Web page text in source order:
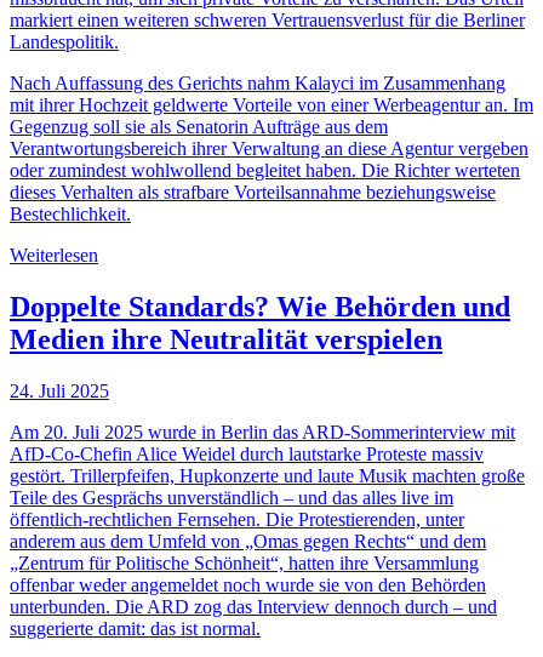
markiert einen weiteren schweren Vertrauensverlust für die Berliner
Landespolitik.
Nach Auffassung des Gerichts nahm Kalayci im Zusammenhang
mit ihrer Hochzeit geldwerte Vorteile von einer Werbeagentur an. Im
Gegenzug soll sie als Senatorin Aufträge aus dem
Verantwortungsbereich ihrer Verwaltung an diese Agentur vergeben
oder zumindest wohlwollend begleitet haben. Die Richter werteten
dieses Verhalten als strafbare Vorteilsannahme beziehungsweise
Bestechlichkeit.
Weiterlesen
Doppelte Standards? Wie Behörden und
Medien ihre Neutralität verspielen
24. Juli 2025
Am 20. Juli 2025 wurde in Berlin das ARD-Sommerinterview mit
AfD-Co-Chefin Alice Weidel durch lautstarke Proteste massiv
gestört. Trillerpfeifen, Hupkonzerte und laute Musik machten große
Teile des Gesprächs unverständlich – und das alles live im
öffentlich-rechtlichen Fernsehen. Die Protestierenden, unter
anderem aus dem Umfeld von „Omas gegen Rechts“ und dem
„Zentrum für Politische Schönheit“, hatten ihre Versammlung
offenbar weder angemeldet noch wurde sie von den Behörden
unterbunden. Die ARD zog das Interview dennoch durch – und
suggerierte damit: das ist normal.